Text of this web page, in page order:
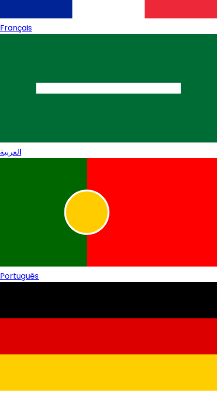
Français
العربية
Português